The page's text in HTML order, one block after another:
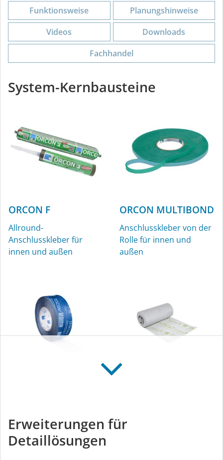
Funktions­weise
Planungs­hinweise
Videos
Downloads
Fachhandel
System-Kernbausteine
ORCON F
Allround-
Anschlusskleber für
innen und außen
ORCON MULTIBOND
Anschlusskleber von der
Rolle für innen und
außen
Erweiterungen für
Detaillösungen